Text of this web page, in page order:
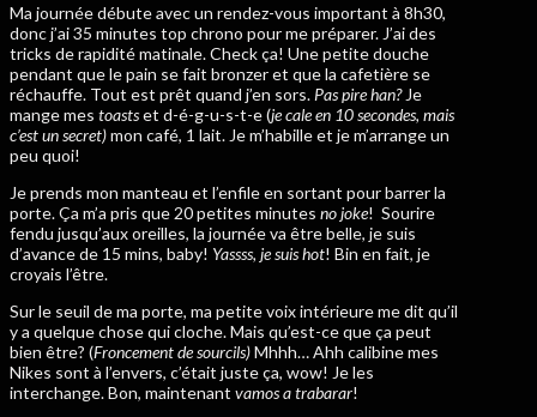
Ma journée débute avec un rendez-vous important à 8h30,
donc j’ai 35 minutes top chrono pour me préparer. J’ai des
tricks de rapidité matinale. Check ça! Une petite douche
pendant que le pain se fait bronzer et que la cafetière se
réchauffe. Tout est prêt quand j’en sors. Pas pire han? Je
mange mes toastset d-é-g-u-s-t-e (je cale en 10 secondes, mais
c’est un secret)mon café, 1 lait. Je m’habille et je m’arrange un
peu quoi!
Je prends mon manteau et l’enfile en sortant pour barrer la
porte. Ça m’a pris que 20 petites minutes no joke! Sourire
fendu jusqu’aux oreilles, la journée va être belle, je suis
d’avance de 15 mins, baby! Yassss, je suis hot! Bin en fait, je
croyais l’être.
Sur le seuil de ma porte, ma petite voix intérieure me dit qu’il
y a quelque chose qui cloche. Mais qu’est-ce que ça peut
bien être? (Froncement de sourcils)Mhhh… Ahh calibine mes
Nikes sont à l’envers, c’était juste ça, wow! Je les
interchange. Bon, maintenant vamos a trabarar!